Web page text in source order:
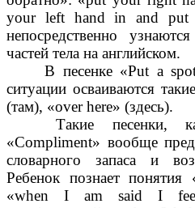
your left hand in and
непосредственно
частей тела на английском.
В песенке «Put a
ситуации осваиваются
(там), «over here» (здесь).
Такие песенки,
«Compliment» вообще
словарного запаса и
Ребенок познает понятия
«when I am said I